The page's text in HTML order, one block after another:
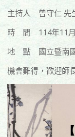
主持人 曾守仁 先
時 間 114年11月
地 點 國立暨南國
機會難得，歡迎師